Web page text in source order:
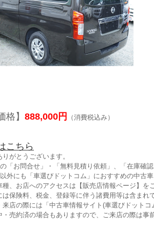
格】 888,000円 （消費税込み）
こちら
がとうございます。
「お問合せ」・「無料見積り依頼」、「在庫確
外にも「車選びドットコム」におすすめの中古車
種、お店へのアクセスは【販売店情報ページ】を
は保険料、税金、登録等に伴う諸費用等は含まれ
来店の際には「中古車情報サイト(車選びドットコ
・売約済の場合もありますので、ご来店の際は事